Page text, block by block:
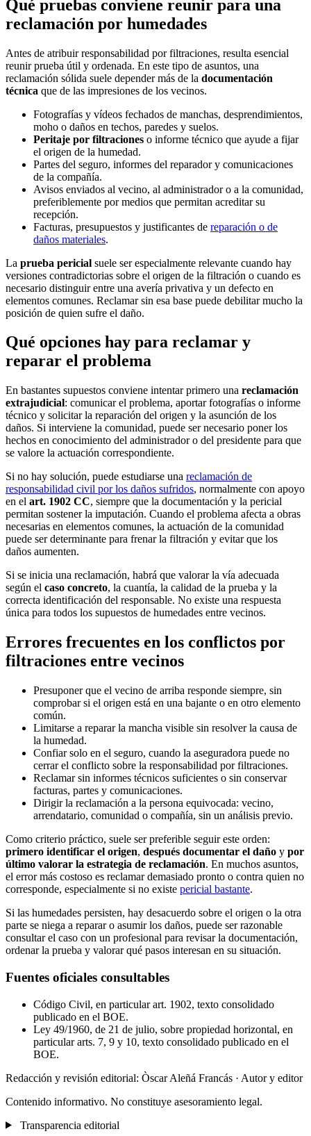
Qué pruebas conviene reunir para una
reclamación por humedades
Antes de atribuir responsabilidad por filtraciones, resulta esencial
reunir prueba útil y ordenada. En este tipo de asuntos, una
reclamación sólida suele depender más de la documentación
técnica que de las impresiones de los vecinos.
Fotografías y vídeos fechados de manchas, desprendimientos,
moho o daños en techos, paredes y suelos.
Peritaje por filtraciones o informe técnico que ayude a fijar
el origen de la humedad.
Partes del seguro, informes del reparador y comunicaciones
de la compañía.
Avisos enviados al vecino, al administrador o a la comunidad,
preferiblemente por medios que permitan acreditar su
recepción.
Facturas, presupuestos y justificantes de reparación o de
daños materiales.
La prueba pericial suele ser especialmente relevante cuando hay
versiones contradictorias sobre el origen de la filtración o cuando es
necesario distinguir entre una avería privativa y un defecto en
elementos comunes. Reclamar sin esa base puede debilitar mucho la
posición de quien sufre el daño.
Qué opciones hay para reclamar y
reparar el problema
En bastantes supuestos conviene intentar primero una reclamación
extrajudicial: comunicar el problema, aportar fotografías o informe
técnico y solicitar la reparación del origen y la asunción de los
daños. Si interviene la comunidad, puede ser necesario poner los
hechos en conocimiento del administrador o del presidente para que
se valore la actuación correspondiente.
Si no hay solución, puede estudiarse una reclamación de
responsabilidad civil por los daños sufridos, normalmente con apoyo
en el art. 1902 CC, siempre que la documentación y la pericial
permitan sostener la imputación. Cuando el problema afecta a obras
necesarias en elementos comunes, la actuación de la comunidad
puede ser determinante para frenar la filtración y evitar que los
daños aumenten.
Si se inicia una reclamación, habrá que valorar la vía adecuada
según el caso concreto, la cuantía, la calidad de la prueba y la
correcta identificación del responsable. No existe una respuesta
única para todos los supuestos de humedades entre vecinos.
Errores frecuentes en los conflictos por
filtraciones entre vecinos
Presuponer que el vecino de arriba responde siempre, sin
comprobar si el origen está en una bajante o en otro elemento
común.
Limitarse a reparar la mancha visible sin resolver la causa de
la humedad.
Confiar solo en el seguro, cuando la aseguradora puede no
cerrar el conflicto sobre la responsabilidad por filtraciones.
Reclamar sin informes técnicos suficientes o sin conservar
facturas, partes y comunicaciones.
Dirigir la reclamación a la persona equivocada: vecino,
arrendatario, comunidad o compañía, sin un análisis previo.
Como criterio práctico, suele ser preferible seguir este orden:
primero identificar el origen, después documentar el daño y por
último valorar la estrategia de reclamación. En muchos asuntos,
el error más costoso es reclamar demasiado pronto o contra quien no
corresponde, especialmente si no existe pericial bastante.
Si las humedades persisten, hay desacuerdo sobre el origen o la otra
parte se niega a reparar o asumir los daños, puede ser razonable
consultar el caso con un profesional para revisar la documentación,
ordenar la prueba y valorar qué pasos interesan en su situación.
Fuentes oficiales consultables
Código Civil, en particular art. 1902, texto consolidado
publicado en el BOE.
Ley 49/1960, de 21 de julio, sobre propiedad horizontal, en
particular arts. 7, 9 y 10, texto consolidado publicado en el
BOE.
Redacción y revisión editorial: Òscar Aleñá Francás · Autor y editor
Contenido informativo. No constituye asesoramiento legal.
Transparencia editorial